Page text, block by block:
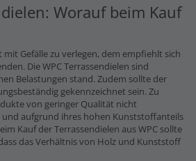
Worauf beim Kauf
Gefälle zu verlegen, dem empfiehlt sich
Die WPC Terrassendielen sind
Belastungen stand. Zudem sollte der
gekennzeichnet sein. Zu
von geringer Qualität nicht
aufgrund ihres hohen Kunststoffanteils
Kauf der Terrassendielen aus WPC sollte
das Verhältnis von Holz und Kunststoff